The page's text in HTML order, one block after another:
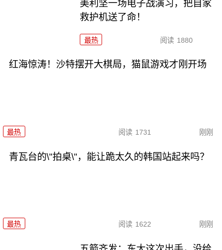
美利坚一场电子战演习，把自家
救护机送了命！
最热 阅读 1880
红海惊涛！沙特摆开大棋局，猫鼠游戏才刚开场
最热 阅读 1731 刚刚
青瓦台的\"拍桌\"，能让跪太久的韩国站起来吗？
最热 阅读 1622 刚刚